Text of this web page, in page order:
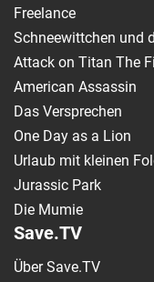
Freelance
Schneewittchen und
Attack on Titan The
American Assassin
Das Versprechen
One Day as a Lion
Urlaub mit kleinen
Jurassic Park
Die Mumie
Save.TV
Über Save.TV